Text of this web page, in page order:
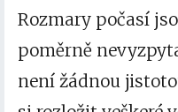
Rozmary počasí
poměrně
není žádnou